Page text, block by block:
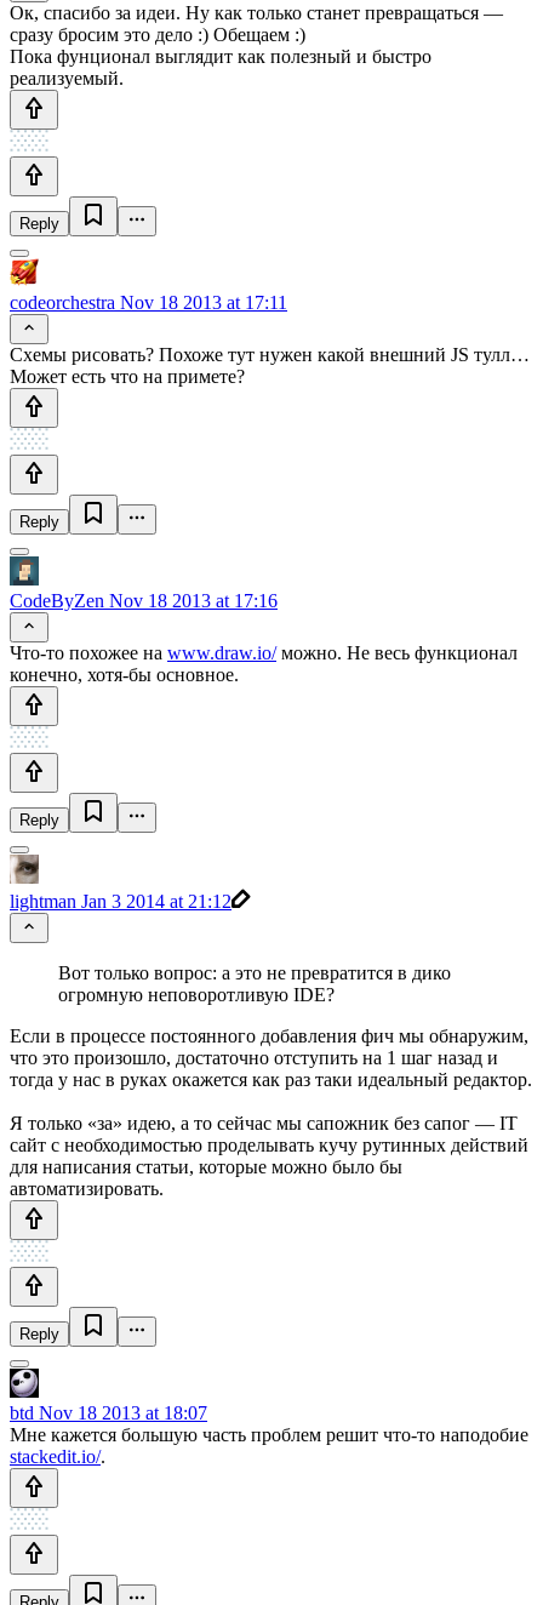
Ок, спасибо за идеи. Ну как только станет превращаться —
сразу бросим это дело :) Обещаем :)
Пока фунционал выглядит как полезный и быстро
реализуемый.
Reply
codeorchestra Nov 18 2013 at 17:11
Схемы рисовать? Похоже тут нужен какой внешний JS тулл…
Может есть что на примете?
Reply
CodeByZen Nov 18 2013 at 17:16
Что-то похожее на www.draw.io/можно. Не весь функционал
конечно, хотя-бы основное.
Reply
lightman Jan 3 2014 at 21:12
Вот только вопрос: а это не превратится в дико
огромную неповоротливую IDE?
Если в процессе постоянного добавления фич мы обнаружим,
что это произошло, достаточно отступить на 1 шаг назад и
тогда у нас в руках окажется как раз таки идеальный редактор.
Я только «за» идею, а то сейчас мы сапожник без сапог — IT
сайт с необходимостью проделывать кучу рутинных действий
для написания статьи, которые можно было бы
автоматизировать.
Reply
btd Nov 18 2013 at 18:07
Мне кажется большую часть проблем решит что-то наподобие
stackedit.io/.